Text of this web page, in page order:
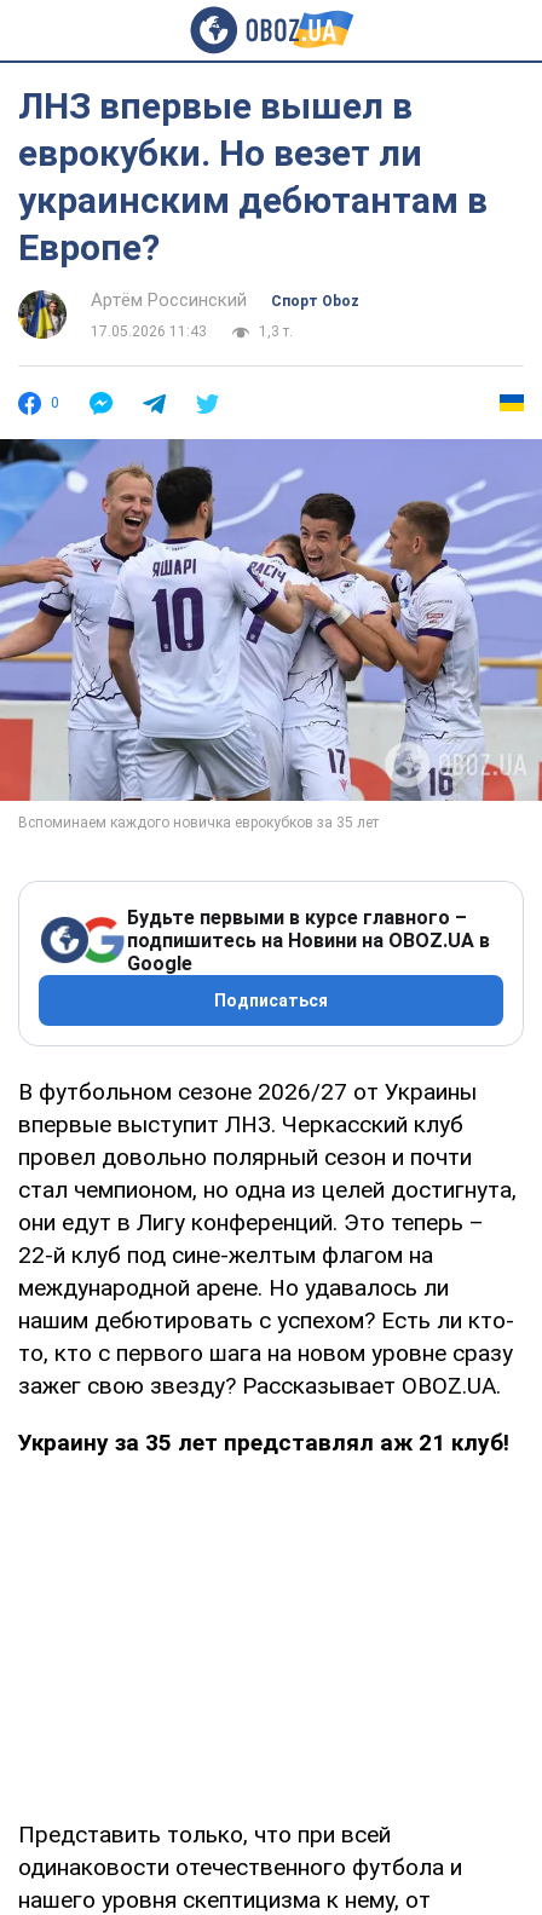
ЛНЗ впервые вышел в
еврокубки. Но везет ли
украинским дебютантам в
Европе?
Артём Россинский
Спорт Oboz
17.05.2026 11:43
1,3 т.
0
Будьте первыми в курсе главного –
подпишитесь на Новини на OBOZ.UA в
Google
Подписаться
В футбольном сезоне 2026/27 от Украины
впервые выступит ЛНЗ. Черкасский клуб
провел довольно полярный сезон и почти
стал чемпионом, но одна из целей достигнута,
они едут в Лигу конференций. Это теперь –
22-й клуб под сине-желтым флагом на
международной арене. Но удавалось ли
нашим дебютировать с успехом? Есть ли кто-
то, кто с первого шага на новом уровне сразу
зажег свою звезду? Рассказывает OBOZ.UA.
Украину за 35 лет представлял аж 21 клуб!
Представить только, что при всей
одинаковости отечественного футбола и
нашего уровня скептицизма к нему, от